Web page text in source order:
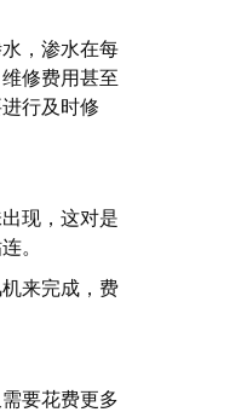
，渗水在每
修费用甚至
行及时修
现，这对是
。
来完成，费
要花费更多